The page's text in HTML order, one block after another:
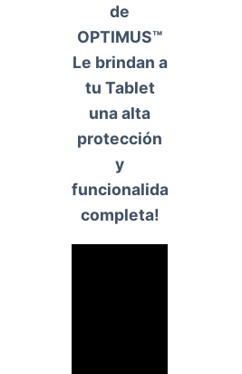
de
OPTIMUS™
Le brindan a
tu Tablet
una alta
protección
y
funcionalidad
completa!